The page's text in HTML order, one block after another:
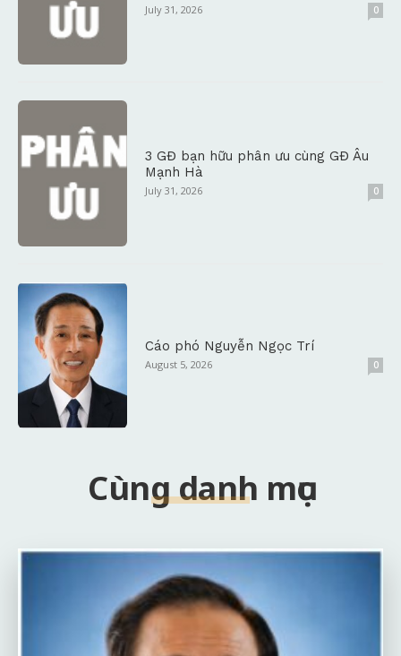
July 31, 2026 0
3 GĐ bạn hữu phân ưu cùng GĐ Âu
Mạnh Hà
July 31, 2026 0
Cáo phó Nguyễn Ngọc Trí
August 5, 2026 0
Cùng danh mục